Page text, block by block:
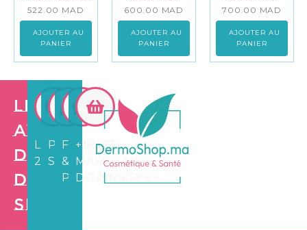
522.00 MAD
AJOUTER AU
PANIER
600.00 MAD
AJOUTER AU
PANIER
700.00 MAD
AJOUTER AU
PANIER
Les
avantages
de
Dermo
Shop
LIVRAISON
24/72H
PAIEMENT
SÉCURISÉ
FIDÉLITÉ
&
PARRAINAGE
+3.500
MARCHANDS
DISPONIBLES